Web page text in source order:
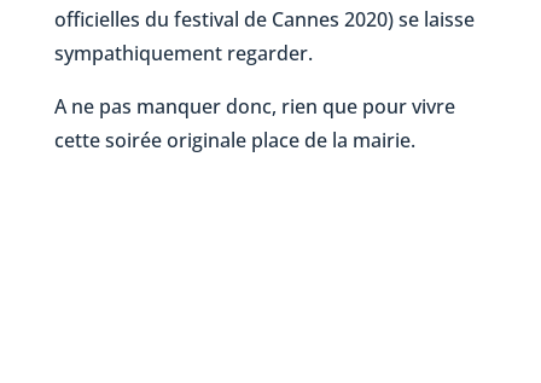
officielles du festival de Cannes 2020) se laisse
sympathiquement regarder.
A ne pas manquer donc, rien que pour vivre
cette soirée originale place de la mairie.